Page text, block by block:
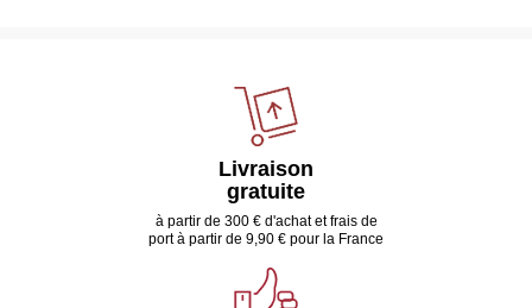
Livraison
gratuite
à partir de 300 € d'achat et frais de
port à partir de 9,90 € pour la France